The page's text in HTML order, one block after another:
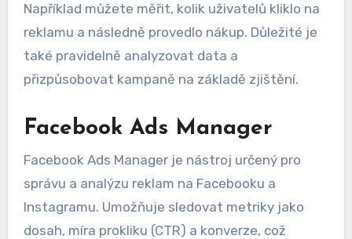
Například můžete měřit, kolik uživatelů kliklo na
reklamu a následně provedlo nákup. Důležité je
také pravidelně analyzovat data a
přizpůsobovat kampaně na základě zjištění.
Facebook Ads Manager
Facebook Ads Manager je nástroj určený pro
správu a analýzu reklam na Facebooku a
Instagramu. Umožňuje sledovat metriky jako
dosah, míra prokliku (CTR) a konverze, což